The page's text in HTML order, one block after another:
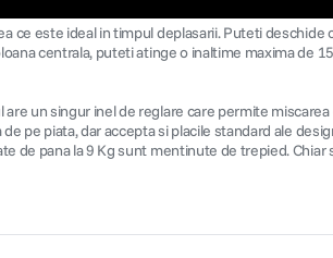
ce este ideal in timpul deplasarii. Puteti
centrala, puteti atinge o inaltime maxima de
un singur inel de reglare care permite
pe piata, dar accepta si placile standard ale
de pana la 9 Kg sunt mentinute de trepied.